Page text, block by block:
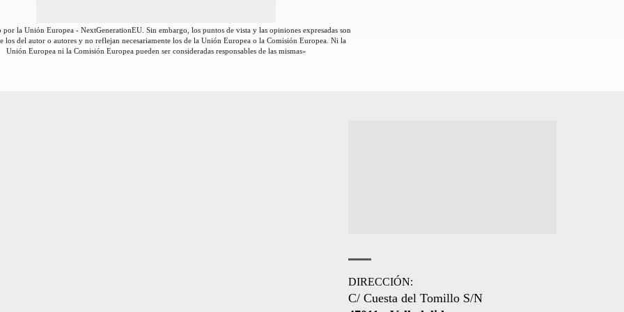
por la Unión Europea - NextGenerationEU. Sin embargo, los puntos de vista y las opiniones expresadas son
los del autor o autores y no reflejan necesariamente los de la Unión Europea o la Comisión Europea. Ni la
Unión Europea ni la Comisión Europea pueden ser consideradas responsables de las mismas»
DIRECCIÓN:
C/ Cuesta del Tomillo S/N